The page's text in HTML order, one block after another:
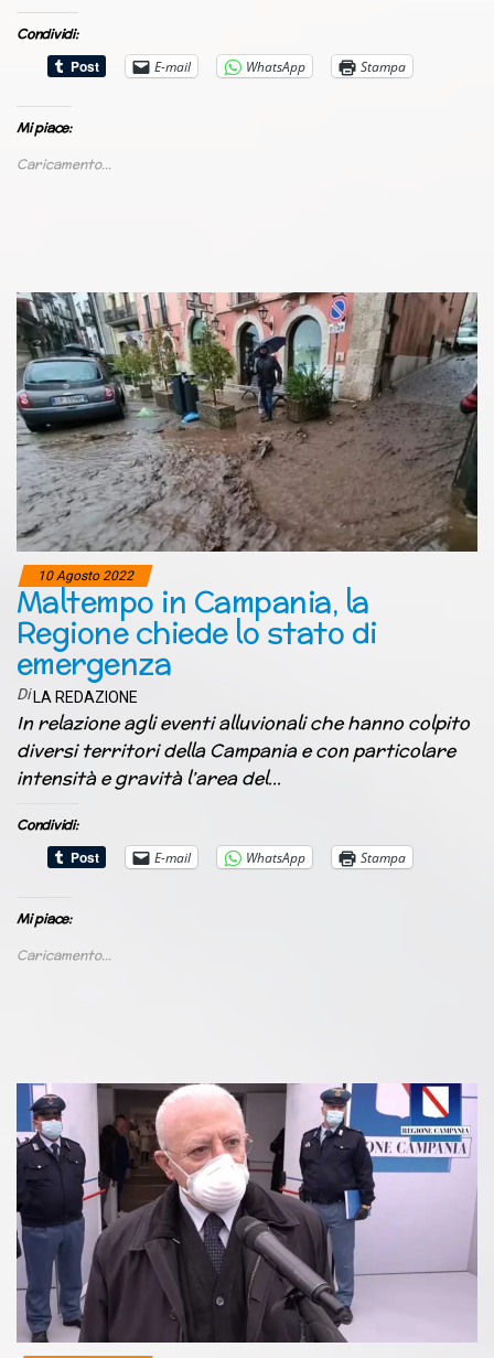
Condividi:
E-mail
WhatsApp Stampa
Mi piace:
Caricamento...
10 Agosto 2022
Maltempo in Campania, la
Regione chiede lo stato di
emergenza
Di LA REDAZIONE
In relazione agli eventi alluvionali che hanno colpito
diversi territori della Campania e con particolare
intensità e gravità l’area del…
Condividi:
E-mail
WhatsApp Stampa
Mi piace:
Caricamento...